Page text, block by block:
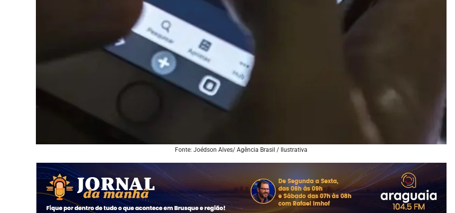
Fonte: Joédson Alves/ Agência Brasil / Ilustrativa